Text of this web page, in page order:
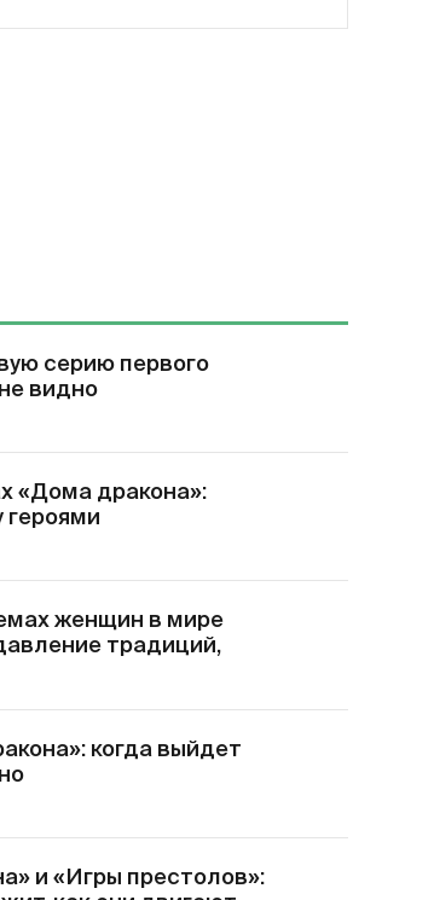
серию первого
видно
«Дома дракона»:
героями
женщин в мире
традиций,
когда выйдет
и «Игры престолов»: